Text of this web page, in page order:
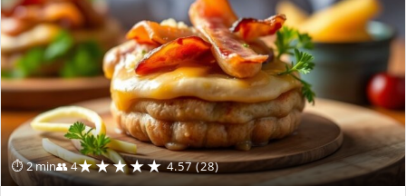
⏱ 2 min👥 4★★★★★ 4.57 (28)